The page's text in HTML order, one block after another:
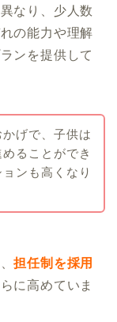
なり、少人数
の能力や理解
ンを提供して
げで、子供は
ることができ
ンも高くなり
担任制を採用
に高めていま